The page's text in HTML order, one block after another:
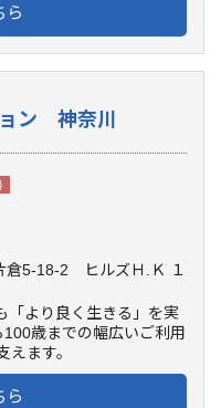
ら
ン 神奈川
倉5-18-2 ヒルズＨ.Ｋ １
「より良く生きる」を実
歳までの幅広いご利用
ます。
ら